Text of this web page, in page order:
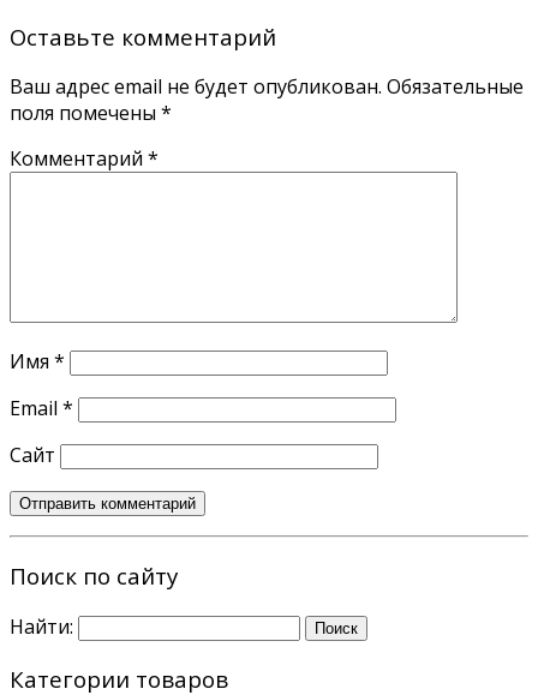
Оставьте комментарий
Ваш адрес email не будет опубликован. Обязательные
поля помечены *
Комментарий *
Имя *
Email *
Сайт
Поиск по сайту
Найти:
Категории товаров